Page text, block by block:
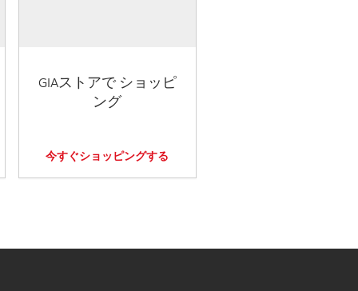
GIAストアで ショッピ
ング
今すぐショッピングする